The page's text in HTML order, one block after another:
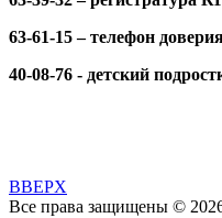
63-61-15 – телефон
40-08-76 - детский
BBEPX
Все права защищены ©